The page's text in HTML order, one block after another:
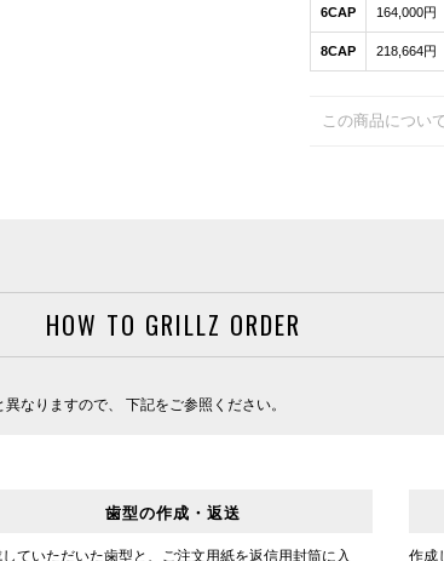
6CAP 164,000円
8CAP 218,664円
この商品につい
HOW TO GRILLZ ORDER
なりますので、 下記をご参照ください。
歯型の作成・返送
ていただいた歯型と、ご注文用紙を返信用封筒に入
作成